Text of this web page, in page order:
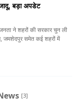
बड़ा अपडेट
ने शहरों की सरकार चुन ली
जमशेदपुर समेत कई शहरों में
[3]